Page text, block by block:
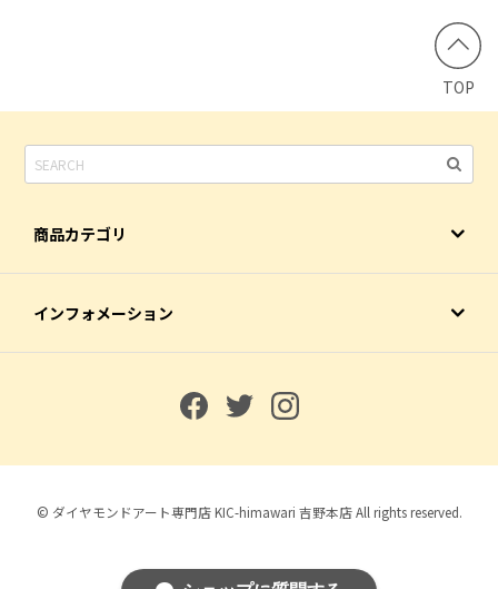
TOP
商品カテゴリ
インフォメーション
© ダイヤモンドアート専門店 KIC-himawari 吉野本店 All rights reserved.